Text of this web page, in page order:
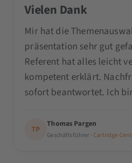
Vielen Dank
Mir hat die
präsentation sehr gut
Referent hat alles leicht
kompetent erklärt.
sofort beantwortet. Ich
TP
Thomas Pargen
Geschäftsführer ·Cartridge